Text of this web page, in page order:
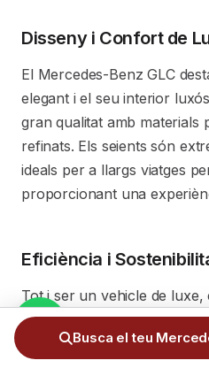
Disseny i Confort de
El Mercedes-Benz GLC
elegant i el seu interior
gran qualitat amb materials
refinats. Els seients són
ideals per a llargs viatges
proporcionant una
Eficiència i
Tot i ser un vehicle de
de motorització eficients,
endollables que redueixen
Busca el teu